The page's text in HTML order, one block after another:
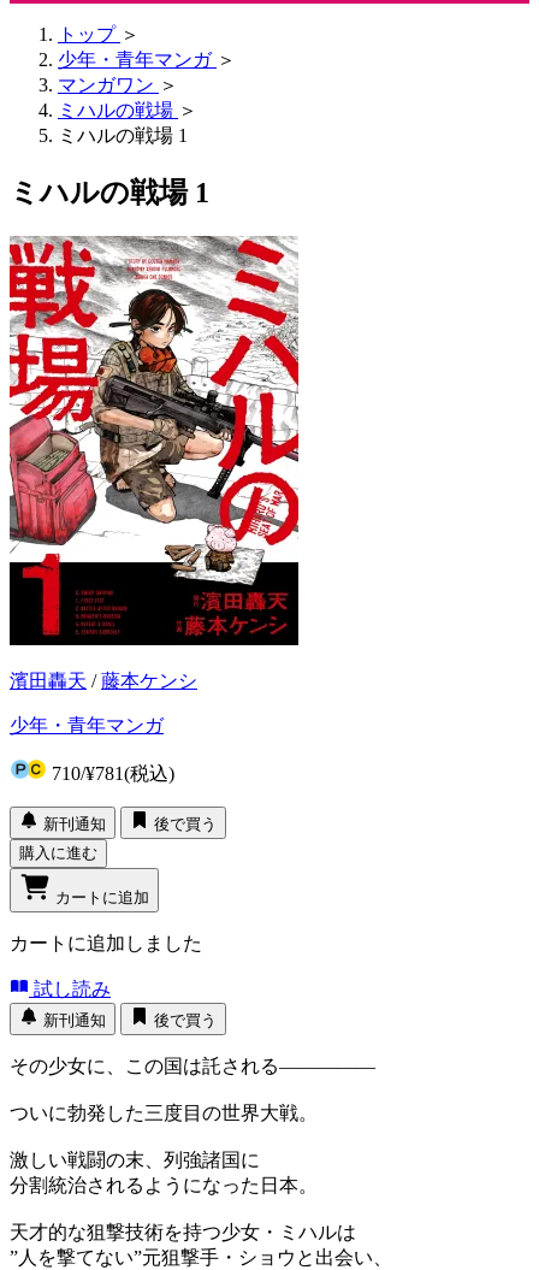
トップ ＞
少年・青年マンガ ＞
マンガワン ＞
ミハルの戦場 ＞
ミハルの戦場 1
ミハルの戦場 1
濱田轟天 /藤本ケンシ
少年・青年マンガ
710/¥781(税込)
新刊通知
後で買う
購入に進む
カートに追加
カートに追加しました
試し読み
新刊通知 後で買う
その少女に、この国は託される―――――
ついに勃発した三度目の世界大戦。
激しい戦闘の末、列強諸国に
分割統治されるようになった日本。
天才的な狙撃技術を持つ少女・ミハルは
”人を撃てない”元狙撃手・ショウと出会い、